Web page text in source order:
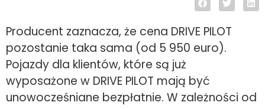
Producent zaznacza, że cena DRIVE PILOT
pozostanie taka sama (od 5 950 euro).
Pojazdy dla klientów, które są już
wyposażone w DRIVE PILOT mają być
unowocześniane bezpłatnie. W zależności od